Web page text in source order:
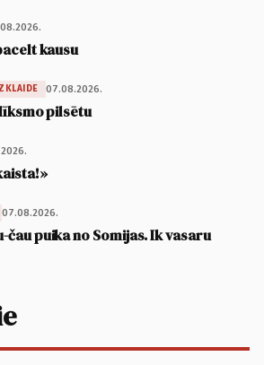
kausu
07.08.2026.
pilsētu
07.08.2026.
čau puika no Somijas. Ik vasaru